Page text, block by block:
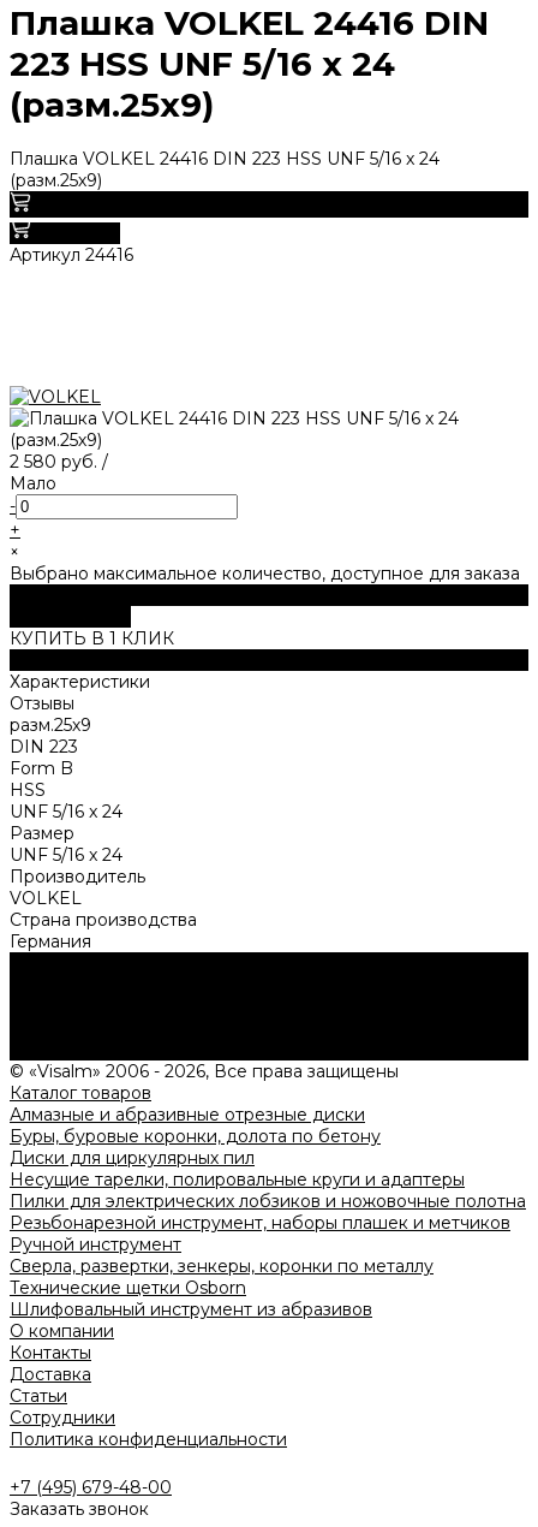
Плашка VOLKEL 24416 DIN
223 HSS UNF 5/16 x 24
(разм.25х9)
Плашка VOLKEL 24416 DIN 223 HSS UNF 5/16 x 24
(разм.25х9)
Артикул 24416
2 580 руб. /
Мало
-
+
×
Выбрано максимальное количество, доступное для заказа
КУПИТЬ В 1 КЛИК
Характеристики
Отзывы
разм.25х9
DIN 223
Form B
HSS
UNF 5/16 x 24
Размер
UNF 5/16 x 24
Производитель
VOLKEL
Страна производства
Германия
© «Visalm» 2006 - 2026, Все права защищены
Каталог товаров
Алмазные и абразивные отрезные диски
Буры, буровые коронки, долота по бетону
Диски для циркулярных пил
Несущие тарелки, полировальные круги и адаптеры
Пилки для электрических лобзиков и ножовочные полотна
Резьбонарезной инструмент, наборы плашек и метчиков
Ручной инструмент
Сверла, развертки, зенкеры, коронки по металлу
Технические щетки Osborn
Шлифовальный инструмент из абразивов
О компании
Контакты
Доставка
Статьи
Сотрудники
Политика конфиденциальности
+7 (495) 679-48-00
Заказать звонок